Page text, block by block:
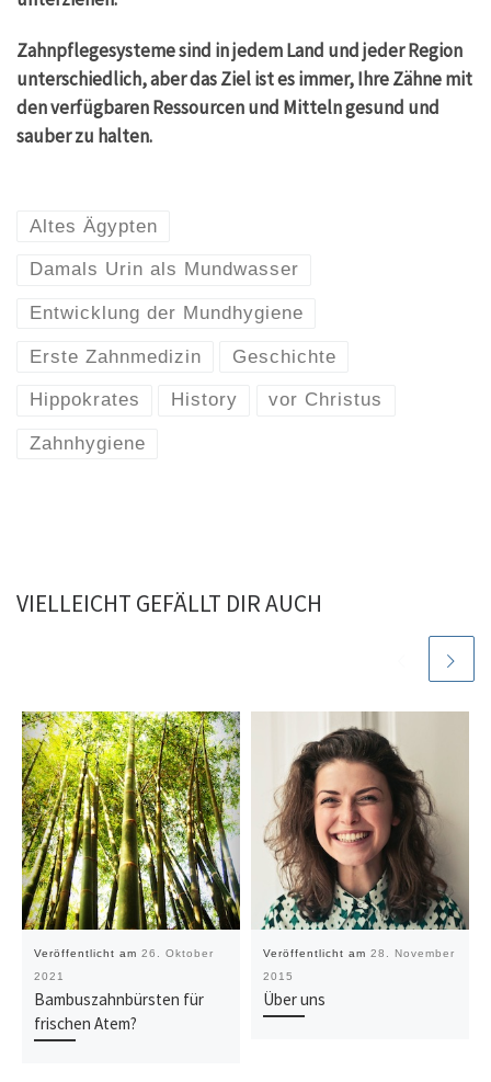
Zahnpflegesysteme sind in jedem Land und jeder Region
unterschiedlich, aber das Ziel ist es immer, Ihre Zähne mit
den verfügbaren Ressourcen und Mitteln gesund und
sauber zu halten.
Altes Ägypten
Damals Urin als Mundwasser
Entwicklung der Mundhygiene
Erste Zahnmedizin Geschichte
Hippokrates History vor Christus
Zahnhygiene
VIELLEICHT GEFÄLLT DIR AUCH
Veröffentlicht am 26. Oktober
2021
Bambuszahnbürsten für
frischen Atem?
Veröffentlicht am 28. November
2015
Über uns